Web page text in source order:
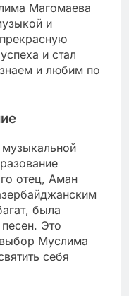
Магомаева
и
и стал
и любим по
отец, Аман
была
Это
выбор Муслима
себя